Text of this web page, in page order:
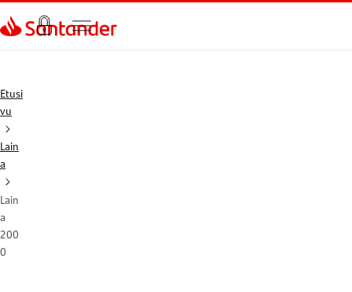
Siirry sivulle
Etusi
vu
Lain
a
Lain
a
200
0